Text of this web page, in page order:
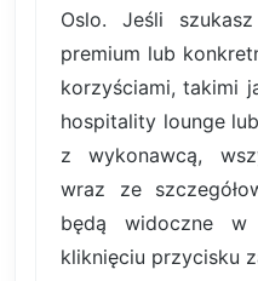
Oslo. Jeśli
premium lub
korzyściami, takimi
hospitality lounge
z wykonawcą,
wraz ze
będą widoczne w
kliknięciu przycisku